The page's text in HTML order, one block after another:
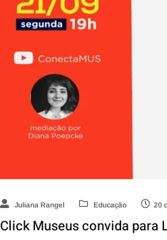
Juliana Rangel Educação 20
Click Museus convida para